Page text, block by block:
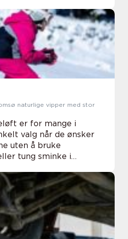
at hverdagen styres
stor
er for mange i
valg når de ønsker
uten å bruke
tung sminke i
vippene, slik at øynene